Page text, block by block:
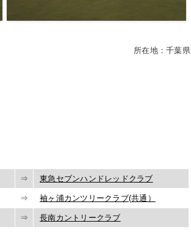
所在地：千葉県
⇒ 東急セブンハンドレッドクラブ
⇒ 袖ヶ浦カンツリークラブ(共通）
⇒ 長南カントリークラブ